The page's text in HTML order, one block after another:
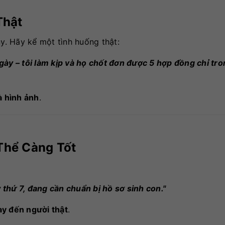
Hãy kể một tình huống thật:
– tôi làm kịp và họ chốt đơn được 5 hợp đồng chỉ
hình ảnh.
Càng Tốt
7, đang cần chuẩn bị hồ sơ sinh con."
đến người thật.